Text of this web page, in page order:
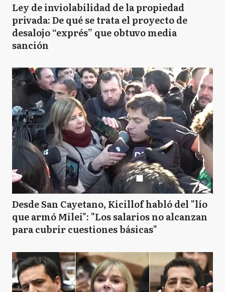
Ley de inviolabilidad de la propiedad
privada: De qué se trata el proyecto de
desalojo “exprés” que obtuvo media
sanción
Desde San Cayetano, Kicillof habló del "lío
que armó Milei": "Los salarios no alcanzan
para cubrir cuestiones básicas"